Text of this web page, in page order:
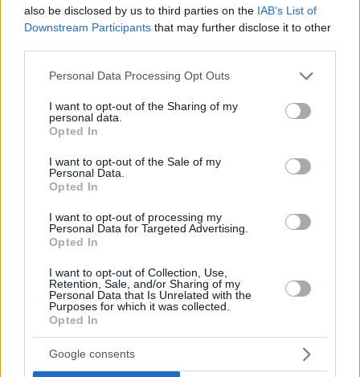
also be disclosed by us to third parties on the IAB’s List of
Downstream Participants that may further disclose it to other
Please note that this website/app uses one or more Google
not limited to your visit or usage behaviour. You may click to
grant or deny consent to Google and its third-party tags to
use your data for below specified purposes in below Google
consent section.
Personal Data Processing Opt Outs
I want to opt-out of the Sharing of my
personal data.
Opted In
I want to opt-out of the Sale of my
Personal Data.
Opted In
I want to opt-out of processing my
Personal Data for Targeted Advertising.
Opted In
I want to opt-out of Collection, Use,
Retention, Sale, and/or Sharing of my
Personal Data that Is Unrelated with the
Purposes for which it was collected.
Opted In
Google consents
Θεσσαλονίκη: Αγνοείται επί δύο εβδομάδες 17χρονη
να επικοινωνήσει τηλεφωνικά με «Το Χαμόγελο του
Παιδιού», όλο το 24ωρο, στην «Ευρωπαϊκή Γραμμή για
Αστυνομικά Τμήματα της χώρας
14.10.2020, 23:15